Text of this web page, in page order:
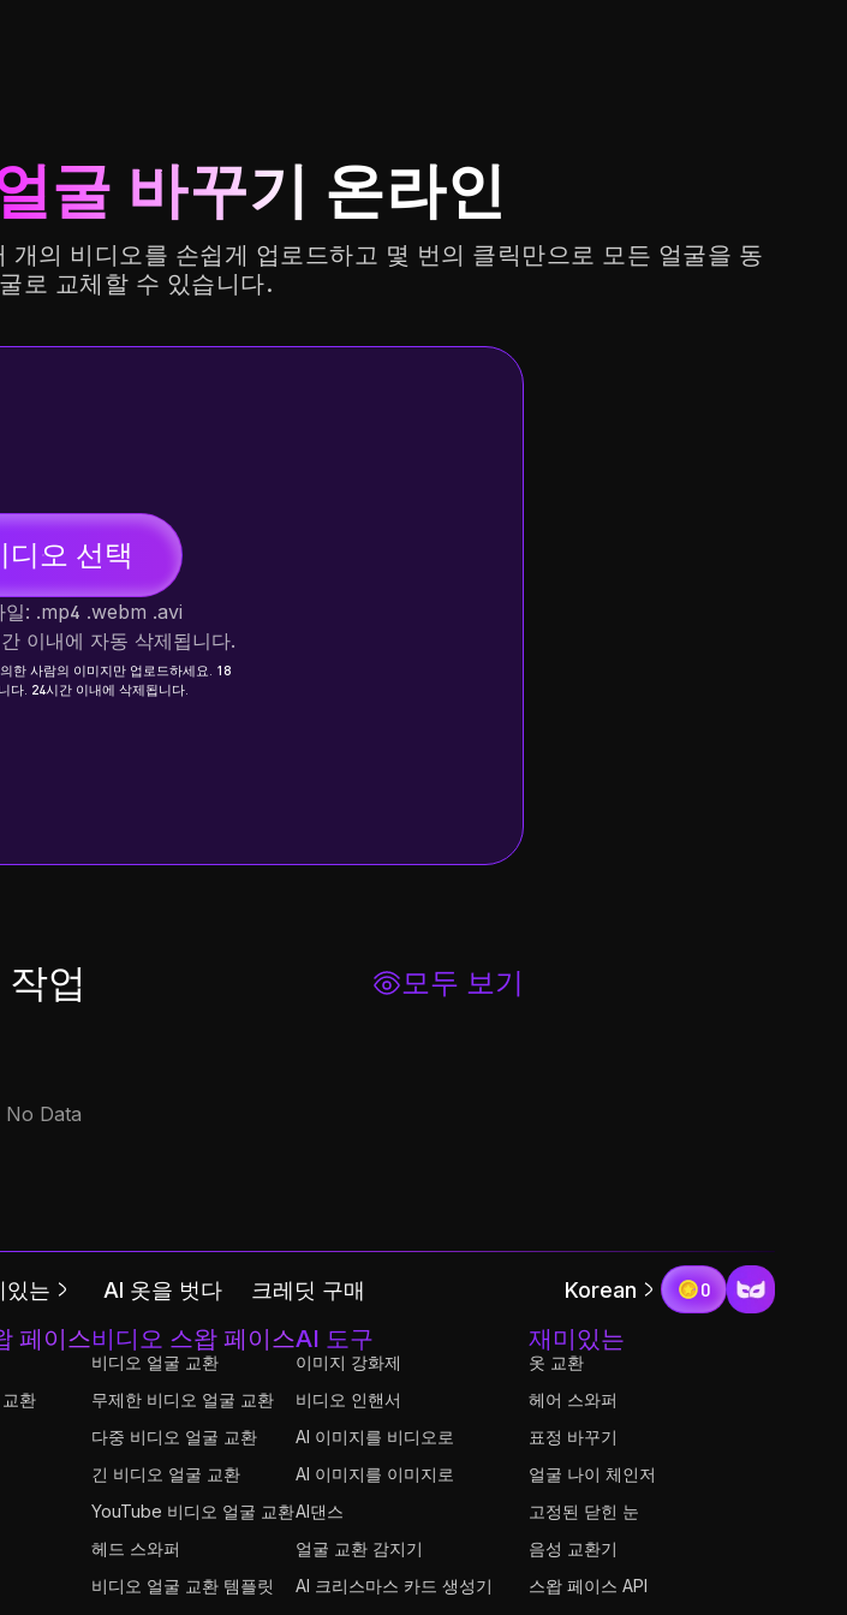
굴 바꾸기 온라인
의 비디오를 손쉽게 업로드하고 몇 번의 클릭만으로 모든 얼굴을 동
로 교체할 수 있습니다.
디오 선택
일: .mp4 .webm .avi
이내에 자동 삭제됩니다.
한 사람의 이미지만 업로드하세요. 18
다. 24시간 이내에 삭제됩니다.
업 모두 보기
있는 AI 옷을 벗다 크레딧 구매 Korean 0
페이스
환
비디오 스왑 페이스
비디오 얼굴 교환
무제한 비디오 얼굴 교환
다중 비디오 얼굴 교환
긴 비디오 얼굴 교환
YouTube 비디오 얼굴 교환
헤드 스와퍼
비디오 얼굴 교환 템플릿
AI 도구
이미지 강화제
비디오 인핸서
AI 이미지를 비디오로
AI 이미지를 이미지로
AI댄스
얼굴 교환 감지기
AI 크리스마스 카드 생성기
재미있는
옷 교환
헤어 스와퍼
표정 바꾸기
얼굴 나이 체인저
고정된 닫힌 눈
음성 교환기
스왑 페이스 API